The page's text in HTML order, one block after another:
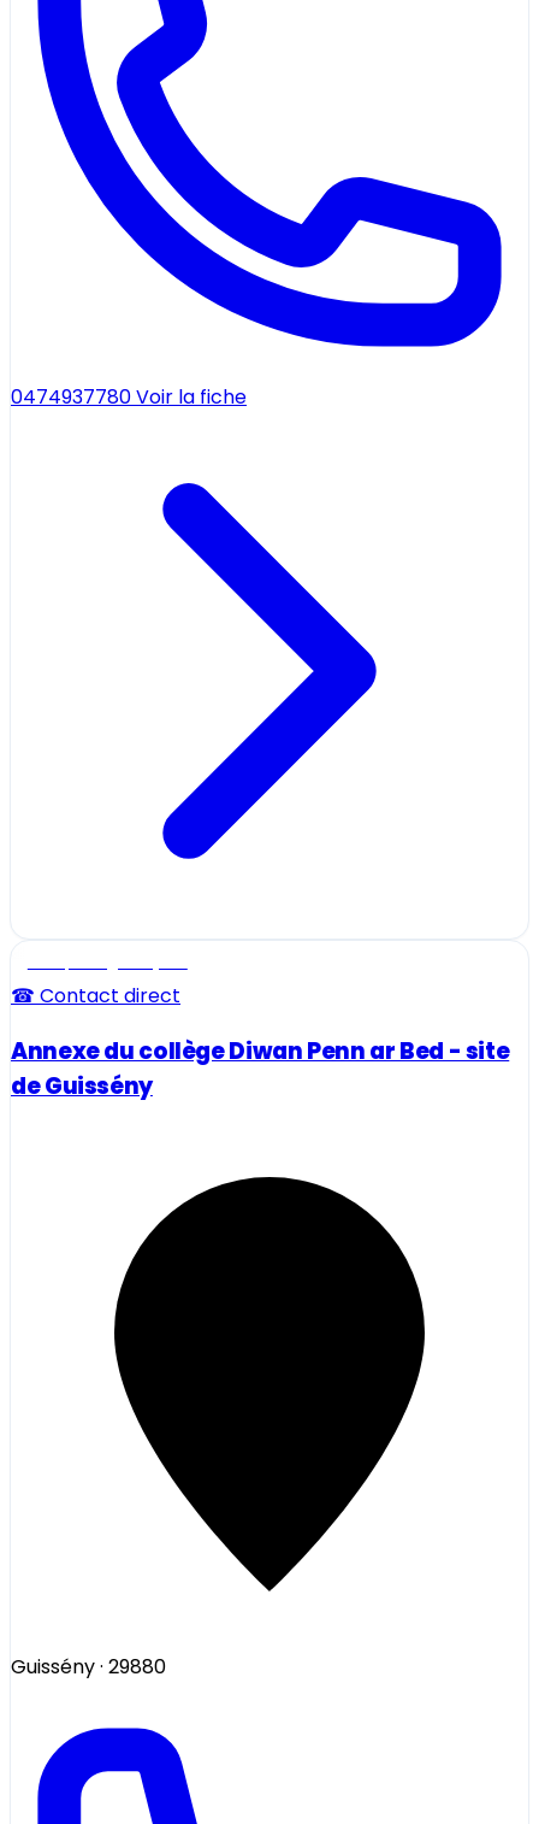
0474937780Voir la fiche
☎ Contact direct
Annexe du collège Diwan Penn ar Bed - site
de Guissény
Guissény· 29880